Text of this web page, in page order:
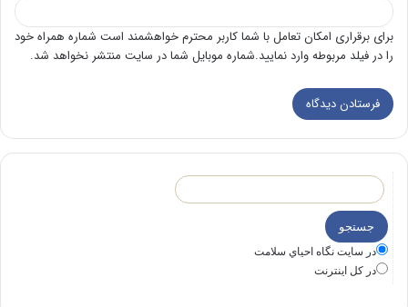
برای برقراری امکان تعامل با شما کاربر محترم خواهشمند است شماره همراه خود
را در فیلد مربوطه وارد نمایید.شماره موبایل شما در سایت منتشر نخواهد شد.
در سايت نگاه احياي سلامت
در كل اينترنت